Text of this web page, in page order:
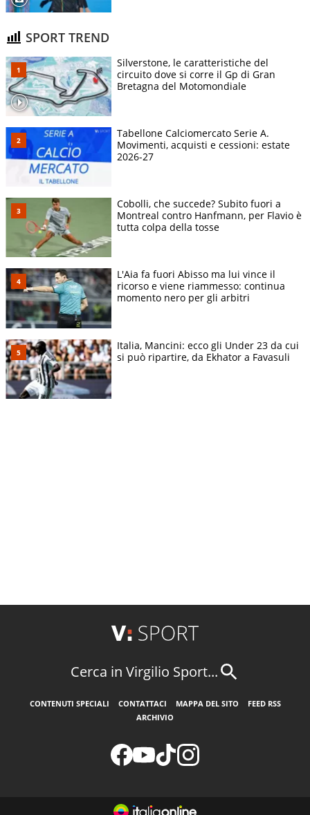
SPORT TREND
Silverstone, le caratteristiche del
circuito dove si corre il Gp di Gran
Bretagna del Motomondiale
Tabellone Calciomercato Serie A.
Movimenti, acquisti e cessioni: estate
2026-27
Cobolli, che succede? Subito fuori a
Montreal contro Hanfmann, per Flavio è
tutta colpa della tosse
L'Aia fa fuori Abisso ma lui vince il
ricorso e viene riammesso: continua
momento nero per gli arbitri
Italia, Mancini: ecco gli Under 23 da cui
si può ripartire, da Ekhator a Favasuli
Cerca in Virgilio Sport...
CONTENUTI SPECIALI CONTATTACI MAPPA DEL SITO
FEED RSS
ARCHIVIO